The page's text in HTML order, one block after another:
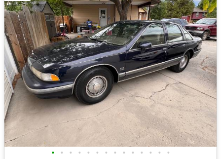
• • • • • • • • • • • • • •